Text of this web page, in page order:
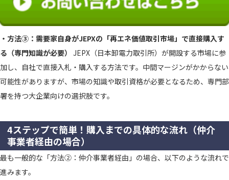
・方法③：需要家自身がJEPXの「再エネ価値取引市場」で直接購入す
る（専門知識が必要） JEPX（日本卸電力取引所）が開設する市場に参
加し、自社で直接入札・購入する方法です。中間マージンがかからない
可能性がありますが、市場の知識や取引資格が必要となるため、専門部
署を持つ大企業向けの選択肢です。
4ステップで簡単！購入までの具体的な流れ（仲介
事業者経由の場合）
最も一般的な「方法②：仲介事業者経由」の場合、以下のような流れで
進みます。